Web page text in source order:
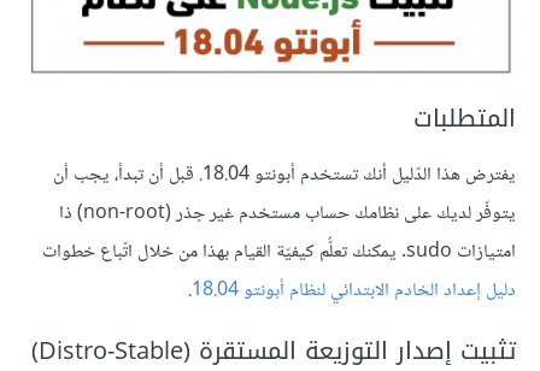
المتطلبات
يفترض هذا الدّليل أنك تستخدم أبونتو 18.04. قبل أن تبدأ، يجب أن
يتوفّر لديك على نظامك حساب مستخدم غير جذر (non-root) ذا
امتيازات sudo. يمكنك تعلُّم كيفيّة القيام بهذا من خلال اتّباع خطوات
دليل إعداد الخادم الابتدائي لنظام أبونتو 18.04
.
تثبيت إصدار التوزيعة المستقرة (Distro-Stable)